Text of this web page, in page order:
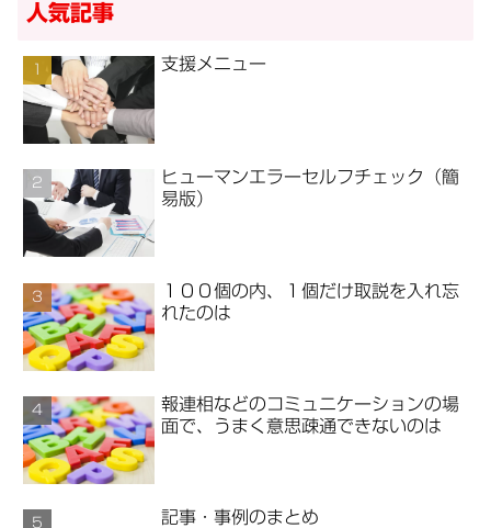
人気記事
支援メニュー
ヒューマンエラーセルフチェック（簡
易版）
１００個の内、１個だけ取説を入れ忘
れたのは
報連相などのコミュニケーションの場
面で、うまく意思疎通できないのは
記事・事例のまとめ